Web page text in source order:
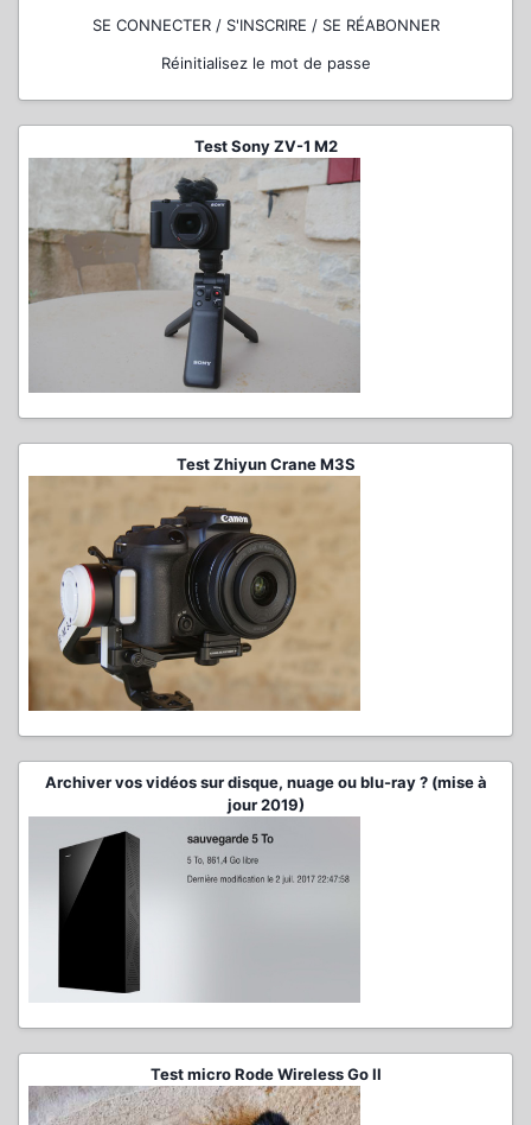
SE CONNECTER / S'INSCRIRE / SE RÉABONNER
Réinitialisez le mot de passe
Test Sony ZV-1 M2
Test Zhiyun Crane M3S
Archiver vos vidéos sur disque, nuage ou blu-ray ? (mise à
jour 2019)
Test micro Rode Wireless Go II